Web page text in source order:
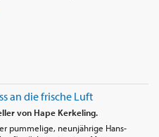
an die frische Luft
von Hape Kerkeling.
pummelige, neunjährige Hans-